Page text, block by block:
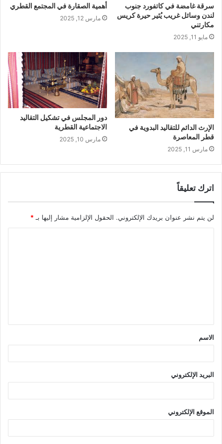
سرقة غامضة في كاتفورد جنوب
لندن وسائل غريب يُثير حيرة كريس
مكارتني
مايو 11, 2025
أهمية الصقارة في المجتمع القطري
مارس 12, 2025
الإرث الدائم للتقاليد البدوية في
قطر المعاصرة
مارس 11, 2025
دور المجلس في تشكيل التقاليد
الاجتماعية القطرية
مارس 10, 2025
اترك تعليقاً
لن يتم نشر عنوان بريدك الإلكتروني. الحقول الإلزامية مشار إليها بـ *
ق
*
الاسم
البريد الإلكتروني
الموقع الإلكتروني